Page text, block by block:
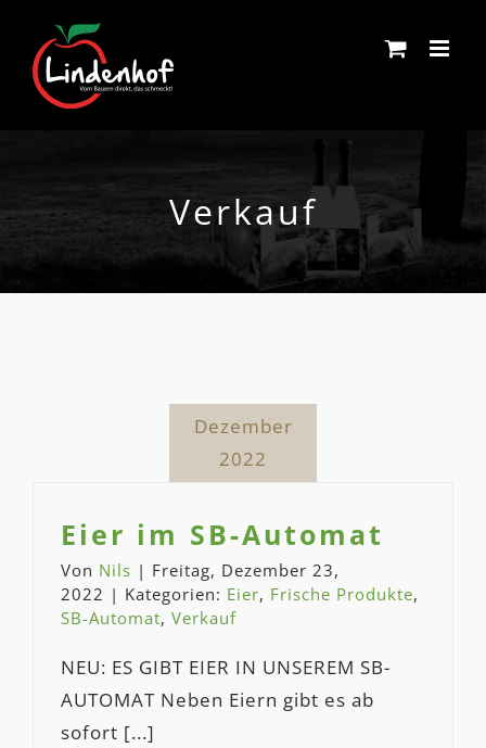
content
Verkauf
Dezember
2022
Eier im SB-Automat
Von Nils | Freitag, Dezember 23,
2022 | Kategorien: Eier, Frische Produkte,
SB-Automat, Verkauf
NEU: ES GIBT EIER IN UNSEREM SB-
AUTOMAT Neben Eiern gibt es ab
sofort [...]